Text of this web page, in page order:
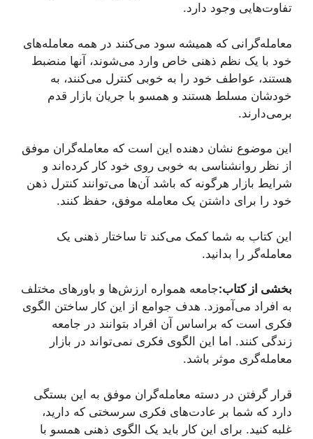
تفاوت‌هایی وجود دارد.
معامله‌گرانی که همیشه سود می‌کنند در همه معامله‌های
خود با یک نظم ذهنی خاص وارد می‌شوند، آنها منضبط
هستند، عواطف خود را به خوبی کنترل می‌کنند، به
خودشان مسلط هستند و همسو با جریان بازار قدم
برمی‌دارند.
این موضوع نشان دهنده این است که معامله‌گران موفق
از نظر روانشناسی به خوبی روی خود کار کرده‌اند و
شرایط بازار هرگونه که باشد آن‌ها می‌توانند کنترل ذهن
خود را برای داشتن یک معامله موفق، حفظ کنند.
این کتاب به شما کمک می‌کند تا ساختار ذهنی یک
معامله‌گر را بدانید.
بخشی از کتاب:جامعه همواره ارزش‌ها و باورهای مختلف
به افراد می‌آموزد. هدف جوامع از این کار ساختن الگوی
فکری است که براساس آن افراد بتوانند در جامعه
زندگی کنند. اما این الگوی فکری نمی‌تواند در بازار
معامله‌گری موثر باشد.
قرار گرفتن در دسته معامله‌گران موفق به این بستگی
دارد که شما بر عادت‌های فکری سرسختی که دارید،
غلبه کنید. برای این کار باید یک الگوی ذهنی همسو با